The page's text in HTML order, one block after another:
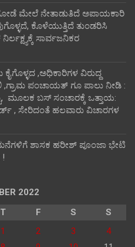
ಗೋಡೆ ಮೇಲೆ ನೇತಾಡುತಿದೆ ಅಪಾಯಕಾರಿ
ಕೊಳೆಯುತ್ತಿದೆ ತುಂಡರಿಸಿ
ಸಾರ್ವಜನಿಕರ
,ಅಧಿಕಾರಿಗಳ ವಿರುದ್ದ
,ಗ್ರಾಮ ಪಂಚಾಯತ್ ಗೂ ಪಾಲು ನೀಡಿ :
ಮೂಲಕ ಬಸ್ ಸಂಚಾರಕ್ಕೆ ಒತ್ತಾಯ:
, ಸೇರಿದಂತೆ ಹಲವಾರು ವಿಚಾರಗಳ
ಶಾಸಕ ಹರೀಶ್ ಪೂಂಜಾ ಭೇಟಿ
2022
T F S
S
1
2 3
4